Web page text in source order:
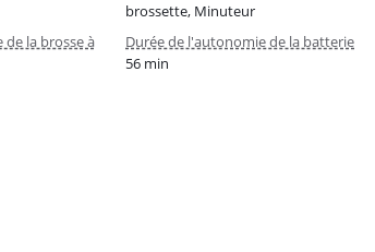
brossette, Minuteur
de la brosse à
Durée de l'autonomie de la batterie
56 min